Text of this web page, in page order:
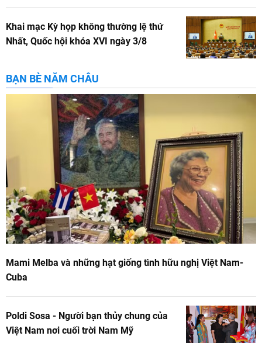
Khai mạc Kỳ họp không thường lệ thứ
Nhất, Quốc hội khóa XVI ngày 3/8
BẠN BÈ NĂM CHÂU
Mami Melba và những hạt giống tình hữu nghị Việt Nam-
Cuba
Poldi Sosa - Người bạn thủy chung của
Việt Nam nơi cuối trời Nam Mỹ